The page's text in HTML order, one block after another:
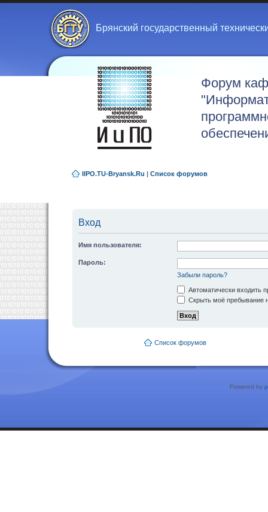
Брянский государственный
Форум
IIPO.TU-Bryansk.Ru | Список форумов
Вход
Имя пользователя:
Пароль:
Забыли пароль?
Автоматически входить
Скрыть моё пребывание
Список форумов
Powered by